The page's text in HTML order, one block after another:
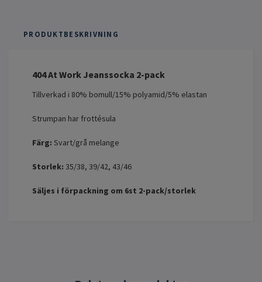
PRODUKTBESKRIVNING
404 At Work Jeanssocka 2-pack
Tillverkad i 80% bomull/15% polyamid/5% elastan
Strumpan har frottésula
Färg: Svart/grå melange
Storlek: 35/38, 39/42, 43/46
Säljes i förpackning om 6st 2-pack/storlek